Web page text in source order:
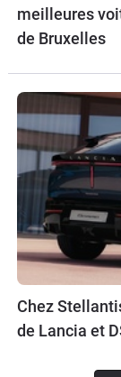
meilleures
de Bruxelles
Chez
de Lancia et